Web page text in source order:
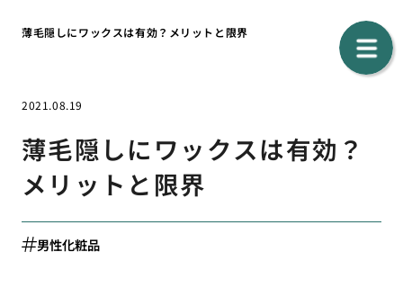
薄毛隠しにワックスは有効？メリットと限界
2021.08.19
薄毛隠しにワックスは有効？
メリットと限界
男性化粧品